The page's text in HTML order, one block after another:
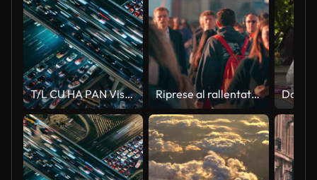
T/L CU HA PAN Vista aerea del traffico dell'ora di punta su più autostrade di notte / Pechino, Cina Riprese al rallentatore 4K di pendolari affollati che camminano nell'ora di punta sul ponte di londra nel quartiere del centro di londra, regno unito, affari e trasporti del concetto di cultura britannica